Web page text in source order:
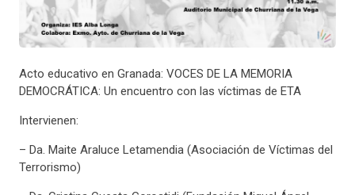
Acto educativo en Granada: VOCES DE LA MEMORIA
DEMOCRÁTICA: Un encuentro con las víctimas de ETA
Intervienen:
– Da. Maite Araluce Letamendia (Asociación de Víctimas del
Terrorismo)